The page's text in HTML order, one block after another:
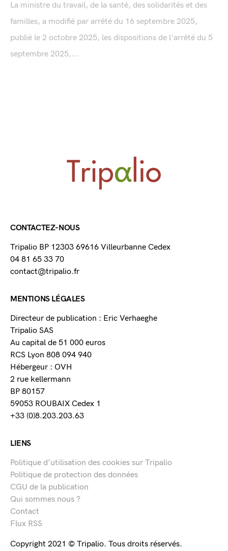
La ministre du travail, de la santé, des solidarités et des
familles, a modifié par arrêté du 16 septembre 2025,
publié le 2 octobre 2025, les dispositions de l'arrêté du 5
septembre 2025,...
CONTACTEZ-NOUS
Tripalio BP 12303 69616 Villeurbanne Cedex
04 81 65 33 70
contact@tripalio.fr
MENTIONS LÉGALES
Directeur de publication : Eric Verhaeghe
Tripalio SAS
Au capital de 51 000 euros
RCS Lyon 808 094 940
Hébergeur : OVH
2 rue kellermann
BP 80157
59053 ROUBAIX Cedex 1
+33 (0)8.203.203.63
LIENS
Politique d’utilisation des cookies sur Tripalio
Politique de protection des données
CGU de la publication
Qui sommes nous ?
Contact
Flux RSS
Copyright 2021 © Tripalio. Tous droits réservés.